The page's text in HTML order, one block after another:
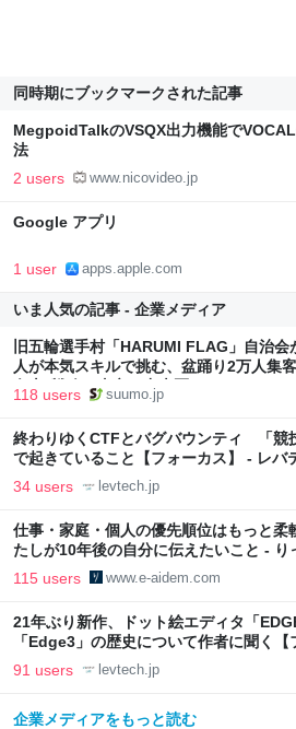
同時期にブックマークされた記事
MegpoidTalkのVSQX出力機能で
法
2 users www.nicovideo.jp
‎Google アプリ
1 user apps.apple.com
いま人気の記事 - 企業メディア
旧五輪選手村「HARUMI FLAG」自治
人が本気スキルで挑む、盆踊り2万人集
向上”戦略 東京・中央区
118 users suumo.jp
終わりゆくCTFとバグバウンティ 「競
で起きていること【フォーカス】 - レバ
34 users levtech.jp
仕事・家庭・個人の優先順位はもっと柔
たしが10年後の自分に伝えたいこと -
115 users www.e-aidem.com
21年ぶり新作、ドット絵エディタ「
「Edge3」の歴史について作者に聞く
LAB
91 users levtech.jp
企業メディアをもっと読む